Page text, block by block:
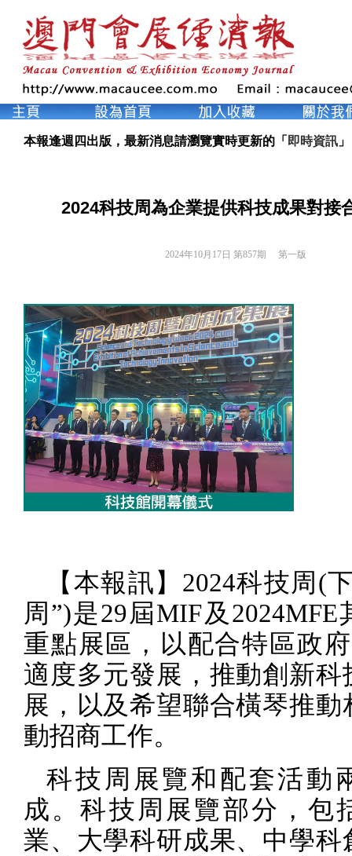
本報逢週四出版，最新消息請瀏覽實時更新的「 即時資訊 」
2024科技周為企業提供科技成果對接
2024年10月17日 第857期 第一版
【本報訊】 2024科技周 (
周”)是29屆MIF及 2024MFE
重點展區，以配合特區政府
適度多元發展，推動創新科
展，以及希望聯合橫琴推動
動招商工作。
科技周展覽和配套活動
成。科技周展覽部分，包
業、大學科研成果、中學科